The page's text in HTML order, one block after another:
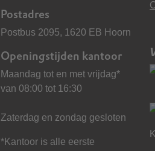
Postadres
Postbus 2095, 1620 EB Hoorn
Openingstijden kantoor
Maandag tot en met vrijdag*
van 08:00 tot 16:30
Zaterdag en zondag gesloten
*Kantoor is alle eerste